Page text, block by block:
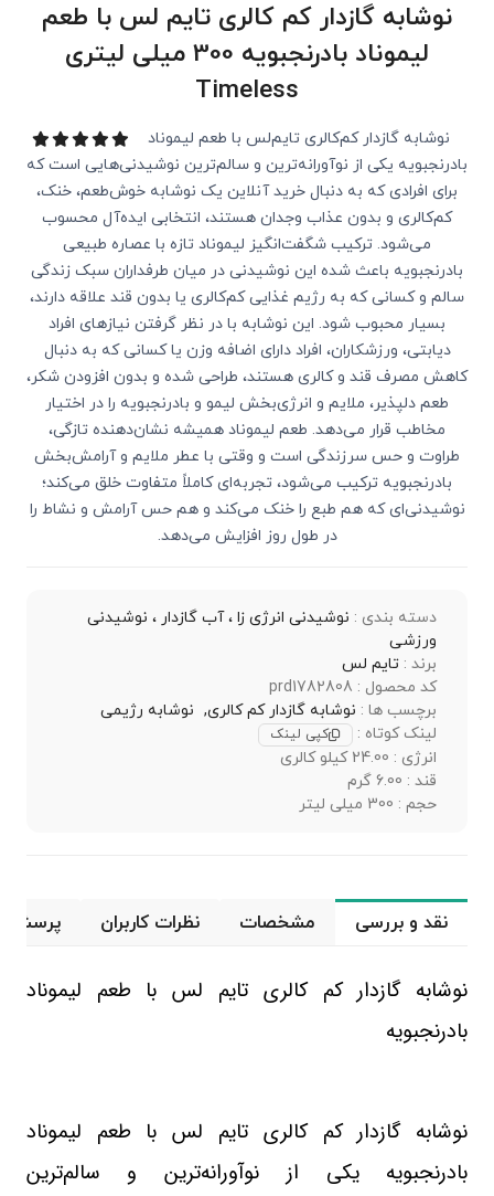
نوشابه گازدار کم‌ کالری تایم ‌لس با طعم
لیموناد بادرنجبویه 300 میلی لیتری
Timeless
نوشابه گازدار کم‌کالری تایم‌لس با طعم لیموناد
بادرنجبویه یکی از نوآورانه‌ترین و سالم‌ترین نوشیدنی‌هایی است که
برای افرادی که به دنبال خرید آنلاین یک نوشابه خوش‌طعم، خنک،
کم‌کالری و بدون عذاب وجدان هستند، انتخابی ایده‌آل محسوب
می‌شود. ترکیب شگفت‌انگیز لیموناد تازه با عصاره طبیعی
بادرنجبویه باعث شده این نوشیدنی در میان طرفداران سبک زندگی
سالم و کسانی که به رژیم غذایی کم‌کالری یا بدون قند علاقه دارند،
بسیار محبوب شود. این نوشابه با در نظر گرفتن نیازهای افراد
دیابتی، ورزشکاران، افراد دارای اضافه وزن یا کسانی که به دنبال
کاهش مصرف قند و کالری هستند، طراحی شده و بدون افزودن شکر،
طعم دلپذیر، ملایم و انرژی‌بخش لیمو و بادرنجبویه را در اختیار
مخاطب قرار می‌دهد. طعم لیموناد همیشه نشان‌دهنده تازگی،
طراوت و حس سرزندگی است و وقتی با عطر ملایم و آرامش‌بخش
بادرنجبویه ترکیب می‌شود، تجربه‌ای کاملاً متفاوت خلق می‌کند؛
نوشیدنی‌ای که هم طبع را خنک می‌کند و هم حس آرامش و نشاط را
در طول روز افزایش می‌دهد.
دسته بندی : نوشیدنی انرژی زا ، آب گازدار ، نوشیدنی
ورزشی
برند : تایم لس
کد محصول : prd1782808
برچسب ها : نوشابه گازدار کم‌ کالری, نوشابه رژیمی
لینک کوتاه :
کپی لینک
انرژی : 24.00 کیلو کالری
قند : 6.00 گرم
حجم : 300 میلی لیتر
نقد و بررسی مشخصات نظرات کاربران پرسش
نوشابه گازدار کم‌ کالری تایم ‌لس با طعم لیموناد
بادرنجبویه
نوشابه گازدار کم‌ کالری تایم ‌لس با طعم لیموناد
بادرنجبویه یکی از نوآورانه‌ترین و سالم‌ترین